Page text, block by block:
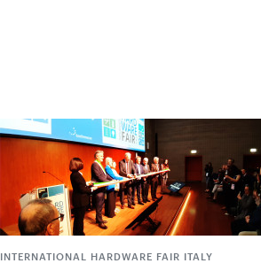
INTERNATIONAL HARDWARE FAIR ITALY